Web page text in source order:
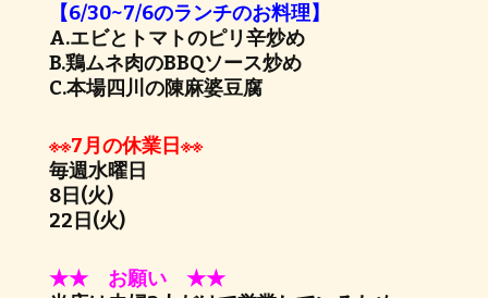
【6/30~7/6のランチのお料理】
A.エビとトマトのピリ辛炒め
B.鶏ムネ肉のBBQソース炒め
C.本場四川の陳麻婆豆腐
※※7月の休業日※※
毎週水曜日
8日(火)
22日(火)
★★ お願い ★★